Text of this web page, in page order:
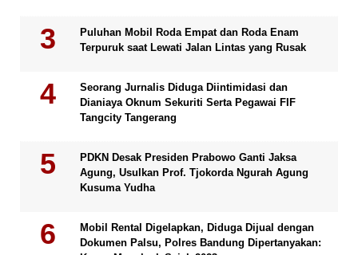
Puluhan Mobil Roda Empat dan Roda Enam
Terpuruk saat Lewati Jalan Lintas yang Rusak
Seorang Jurnalis Diduga Diintimidasi dan
Dianiaya Oknum Sekuriti Serta Pegawai FIF
Tangcity Tangerang
PDKN Desak Presiden Prabowo Ganti Jaksa
Agung, Usulkan Prof. Tjokorda Ngurah Agung
Kusuma Yudha
Mobil Rental Digelapkan, Diduga Dijual dengan
Dokumen Palsu, Polres Bandung Dipertanyakan: